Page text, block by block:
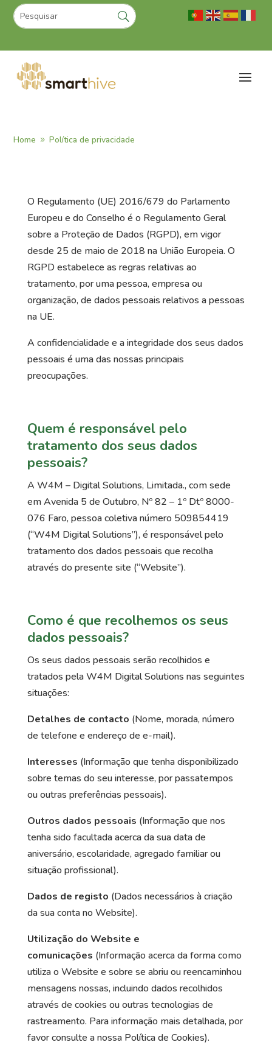
Home 9 Política de privacidade
O Regulamento (UE) 2016/679 do Parlamento
Europeu e do Conselho é o Regulamento Geral
sobre a Proteção de Dados (RGPD), em vigor
desde 25 de maio de 2018 na União Europeia. O
RGPD estabelece as regras relativas ao
tratamento, por uma pessoa, empresa ou
organização, de dados pessoais relativos a pessoas
na UE.
A confidencialidade e a integridade dos seus dados
pessoais é uma das nossas principais
preocupações.
Quem é responsável pelo
tratamento dos seus dados
pessoais?
A W4M – Digital Solutions, Limitada., com sede
em Avenida 5 de Outubro, Nº 82 – 1º Dtº 8000-
076 Faro, pessoa coletiva número 509854419
(“W4M Digital Solutions”), é responsável pelo
tratamento dos dados pessoais que recolha
através do presente site (“Website”).
Como é que recolhemos os seus
dados pessoais?
Os seus dados pessoais serão recolhidos e
tratados pela W4M Digital Solutions nas seguintes
situações:
Detalhes de contacto (Nome, morada, número
de telefone e endereço de e-mail).
Interesses (Informação que tenha disponibilizado
sobre temas do seu interesse, por passatempos
ou outras preferências pessoais).
Outros dados pessoais (Informação que nos
tenha sido facultada acerca da sua data de
aniversário, escolaridade, agregado familiar ou
situação profissional).
Dados de registo (Dados necessários à criação
da sua conta no Website).
Utilização do Website e
comunicações (Informação acerca da forma como
utiliza o Website e sobre se abriu ou reencaminhou
mensagens nossas, incluindo dados recolhidos
através de cookies ou outras tecnologias de
rastreamento. Para informação mais detalhada, por
favor consulte a nossa Política de Cookies).